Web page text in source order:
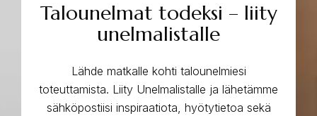
Talounelmat todeksi – liity
unelmalistalle
Lähde matkalle kohti talounelmiesi
toteuttamista. Liity Unelmalistalle ja lähetämme
sähköpostiisi inspiraatiota, hyötytietoa sekä